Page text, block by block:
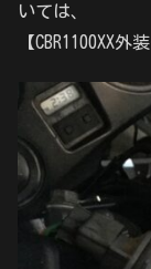
いては、
【CBR1100XX